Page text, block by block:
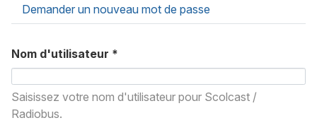
Demander un nouveau mot de passe
Nom d'utilisateur *
Saisissez votre nom d'utilisateur pour Scolcast /
Radiobus.